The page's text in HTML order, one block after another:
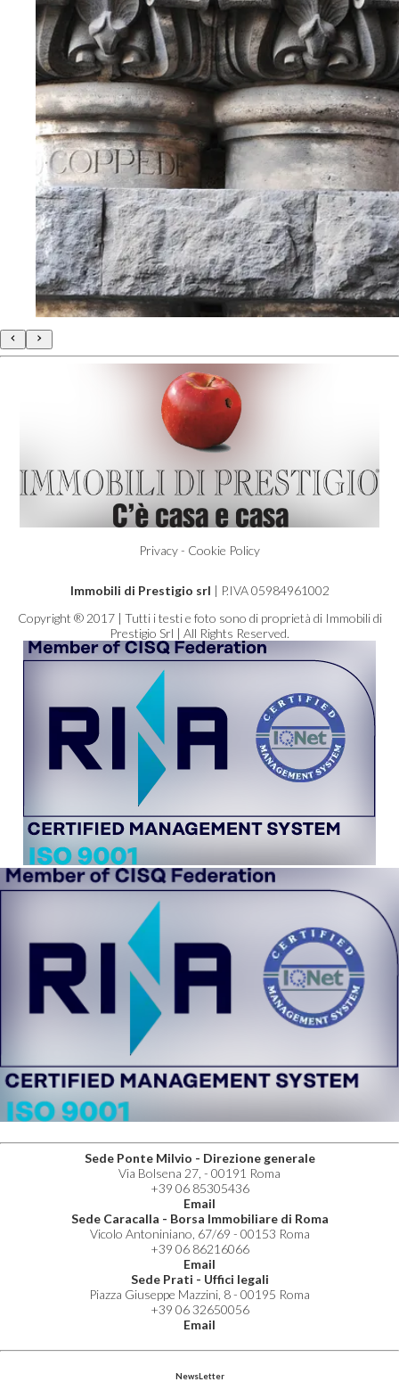
2
210 mq
€ 1.850.000Via Dora
Privacy - Cookie Policy
Immobili di Prestigio srl | P.IVA 05984961002
Copyright ® 2017 | Tutti i testi e foto sono di proprietà di Immobili di
Prestigio Srl | All Rights Reserved.
Sede Ponte Milvio - Direzione generale
Via Bolsena 27, - 00191 Roma
+39 06 85305436
Email
Sede Caracalla - Borsa Immobiliare di Roma
Vicolo Antoniniano, 67/69 - 00153 Roma
+39 06 86216066
Email
Sede Prati - Uffici legali
Piazza Giuseppe Mazzini, 8 - 00195 Roma
+39 06 32650056
Email
NewsLetter